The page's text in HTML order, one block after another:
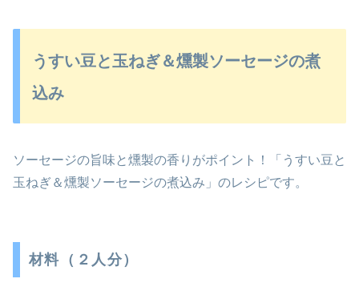
うすい豆と玉ねぎ＆燻製ソーセージの煮
込み
ソーセージの旨味と燻製の香りがポイント！「うすい豆と
玉ねぎ＆燻製ソーセージの煮込み」のレシピです。
材料（２人分）